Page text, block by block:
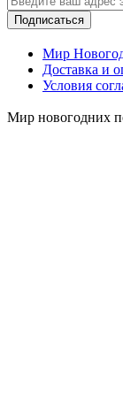
Подписаться
Мир
Доставка и
Условия
Мир новогодних